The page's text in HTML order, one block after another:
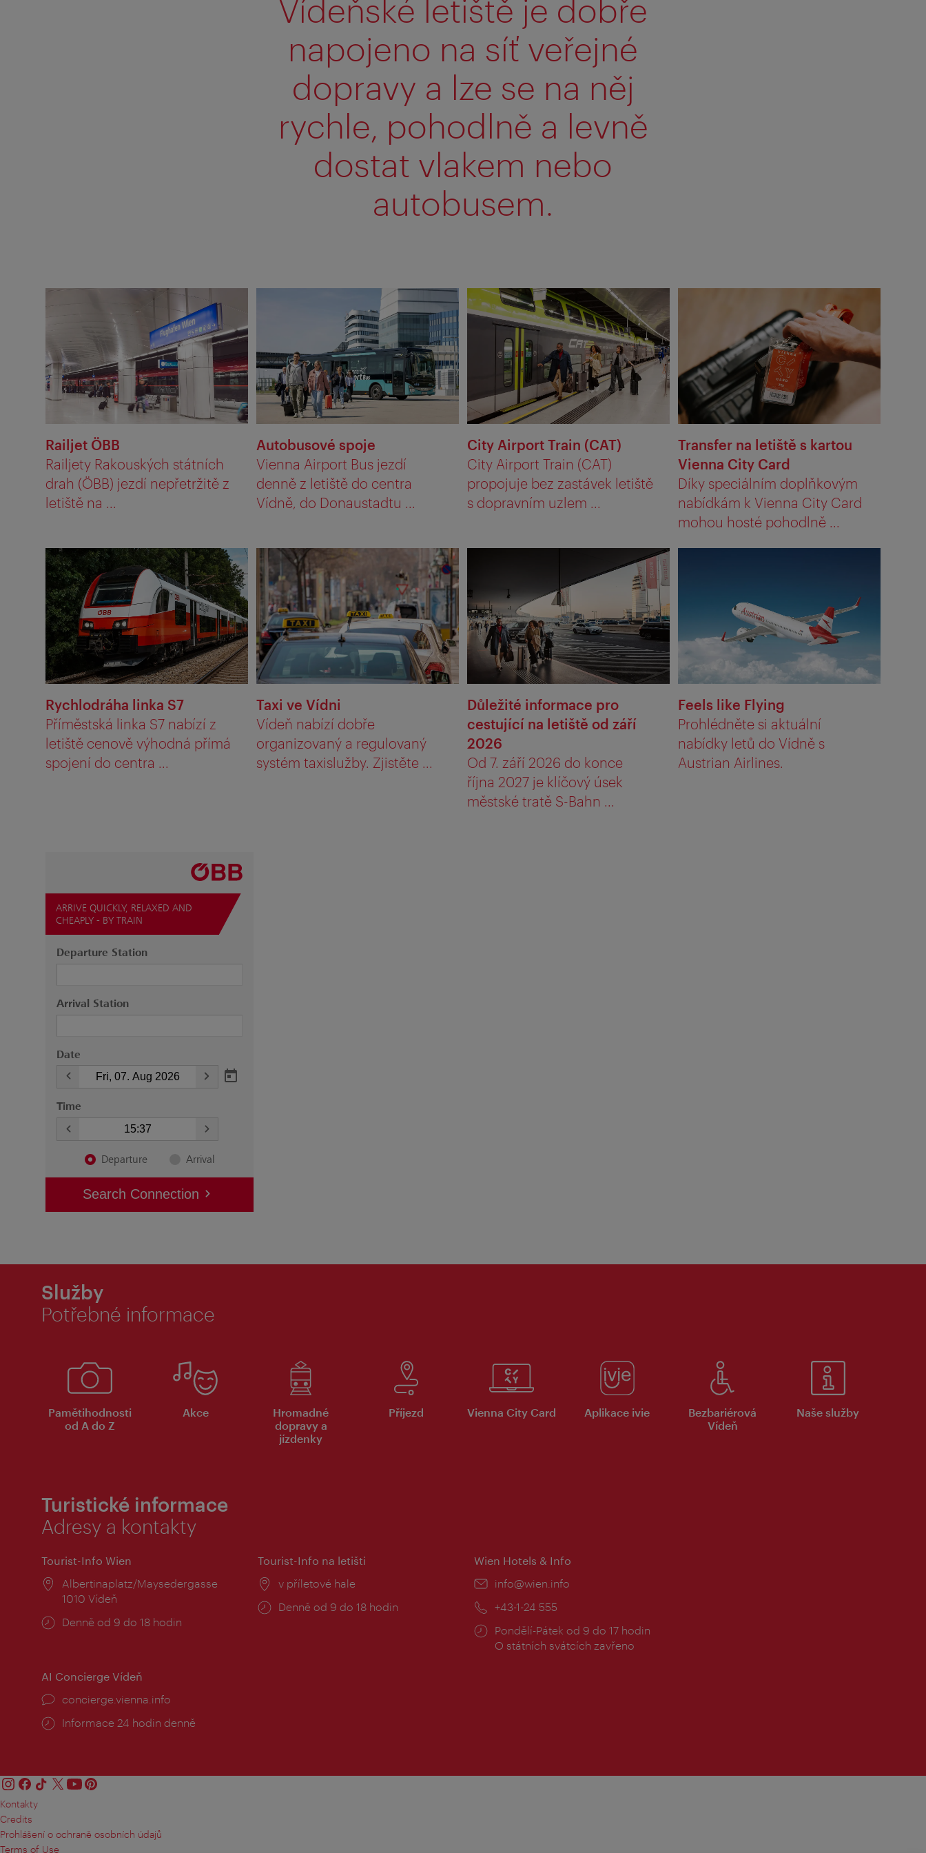
Vídeňské letiště je dobře
napojeno na síť veřejné
dopravy a lze se na něj
rychle, pohodlně a levně
dostat vlakem nebo
autobusem.
Railjet ÖBB
Railjety Rakouských státních
drah (ÖBB) jezdí nepřetržitě z
letiště na ...
Autobusové spoje
Vienna Airport Bus jezdí
denně z letiště do centra
Vídně, do Donaustadtu ...
City Airport Train (CAT)
City Airport Train (CAT)
propojuje bez zastávek letiště
s dopravním uzlem ...
Transfer na letiště s kartou
Vienna City Card
Díky speciálním doplňkovým
nabídkám k Vienna City Card
mohou hosté pohodlně ...
Rychlodráha linka S7
Příměstská linka S7 nabízí z
letiště cenově výhodná přímá
spojení do centra ...
Taxi ve Vídni
Vídeň nabízí dobře
organizovaný a regulovaný
systém taxislužby. Zjistěte ...
Důležité informace pro
cestující na letiště od září
2026
Od 7. září 2026 do konce
října 2027 je klíčový úsek
městské tratě S-Bahn ...
Feels like Flying
Prohlédněte si aktuální
nabídky letů do Vídně s
Austrian Airlines.
Služby
Potřebné informace
Pamětihodnosti
od A do Z
Akce
Hromadné
dopravy a
jízdenky
Příjezd Vienna City Card Aplikace ivie
Bezbariérová
Vídeň
Naše služby
Turistické informace
Adresy a kontakty
Tourist-Info Wien
Místo:
Albertinaplatz/Maysedergasse
1010 Vídeň
Provozní
Denně od 9 do 18 hodin
Tourist-Info na letišti
Místo:
v příletové hale
Provozní
Denně od 9 do 18 hodin
Wien Hotels & Info
E-
info@wien.info
Telefon:
+43-1-24 555
Provozní
doba:
Pondělí-Pátek od 9 do 17 hodin
O státních svátcích zavřeno
AI Concierge Vídeň
concierge.vienna.info
Informace 24 hodin denně
Kontakty
Credits
Prohlášení o ochraně osobních údajů
Terms of Use